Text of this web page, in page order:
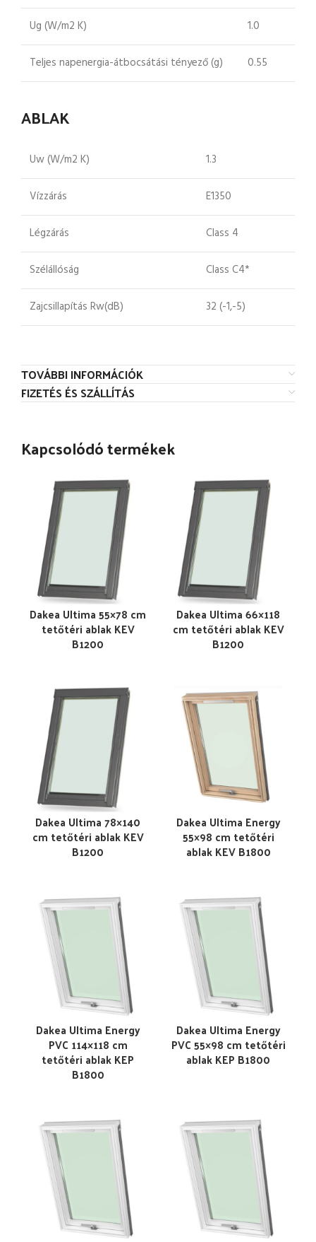
Ug (W/m2 K) 1.0
Teljes napenergia-átbocsátási tényező (g) 0.55
ABLAK
Uw (W/m2 K) 1.3
Vízzárás E1350
Légzárás Class 4
Szélállóság Class C4*
Zajcsillapítás Rw(dB) 32 (-1,-5)
TOVÁBBI INFORMÁCIÓK
FIZETÉS ÉS SZÁLLÍTÁS
Kapcsolódó termékek
Dakea Ultima 55×78 cm
tetőtéri ablak KEV
B1200
Dakea Ultima 66×118
cm tetőtéri ablak KEV
B1200
Dakea Ultima 78×140
cm tetőtéri ablak KEV
B1200
Dakea Ultima Energy
55×98 cm tetőtéri
ablak KEV B1800
Dakea Ultima Energy
PVC 114×118 cm
tetőtéri ablak KEP
B1800
Dakea Ultima Energy
PVC 55×98 cm tetőtéri
ablak KEP B1800